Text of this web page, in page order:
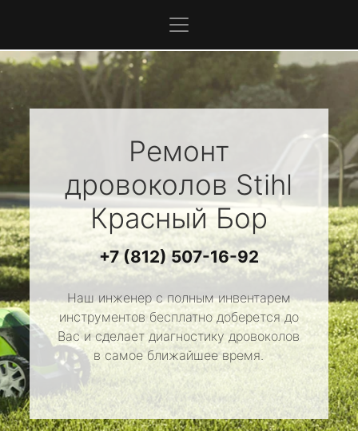
Ремонт
дровоколов Stihl
Красный Бор
+7 (812) 507-16-92
Наш инженер с полным инвентарем
инструментов бесплатно доберется до
Вас и сделает диагностику дровоколов
в самое ближайшее время.